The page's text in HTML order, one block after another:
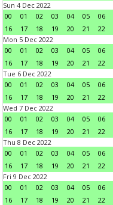
Sun 4 Dec 2022
00
01 02 03 04 05 06
16
17 18 19 20 21 22
Mon 5 Dec 2022
00
01 02 03 04 05 06
16
17 18 19 20 21 22
Tue 6 Dec 2022
00
01 02 03 04 05 06
16
17 18 19 20 21 22
Wed 7 Dec 2022
00
01 02 03 04 05 06
16
17 18 19 20 21 22
Thu 8 Dec 2022
00
01 02 03 04 05 06
16
17 18 19 20 21 22
Fri 9 Dec 2022
00
01 02 03 04 05 06
16
17 18 19 20 21 22